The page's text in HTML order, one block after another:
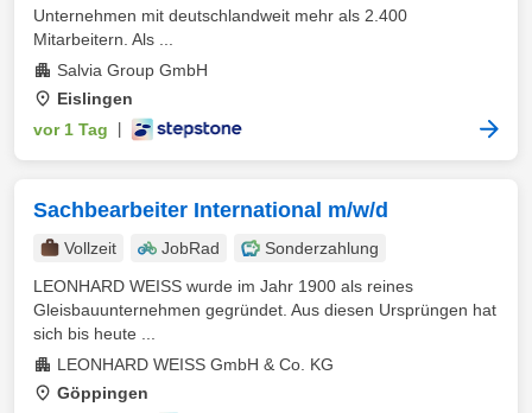
Unternehmen mit deutschlandweit mehr als 2.400
Mitarbeitern. Als ...
Salvia Group GmbH
Eislingen
vor 1 Tag
Sachbearbeiter International m/w/d
Vollzeit JobRad
Sonderzahlung
LEONHARD WEISS wurde im Jahr 1900 als reines
Gleisbauunternehmen gegründet. Aus diesen Ursprüngen hat
sich bis heute ...
LEONHARD WEISS GmbH & Co. KG
Göppingen